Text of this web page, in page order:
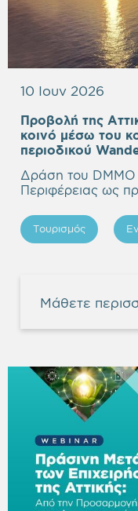
10 Ιουν 2026
Προβολή της
κοινό μέσω του
περιοδικού
Δράση του DMMO
Περιφέρειας ως
Τουρισμός
Μάθετε